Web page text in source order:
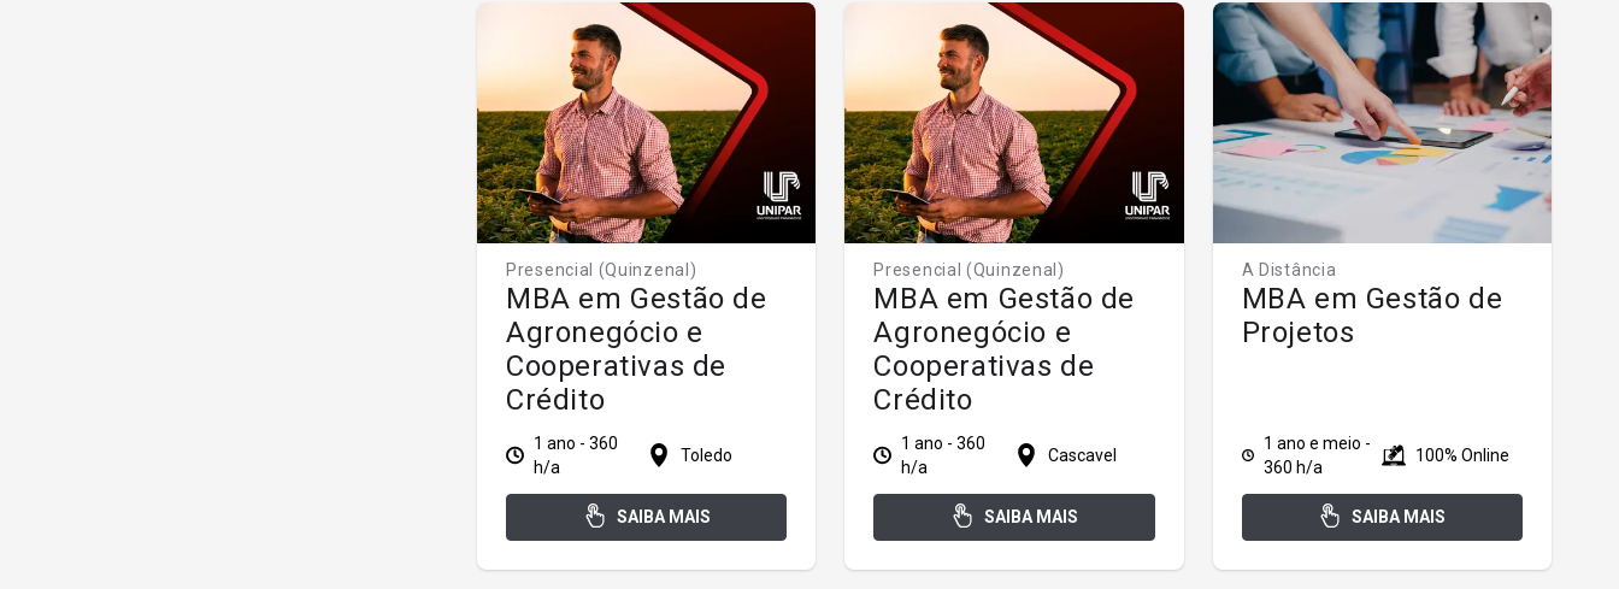
Presencial (Quinzenal)
MBA em Gestão de
Agronegócio e
Cooperativas de
Crédito
1 ano - 360
h/a
Toledo
SAIBA MAIS
Presencial (Quinzenal)
MBA em Gestão de
Agronegócio e
Cooperativas de
Crédito
1 ano - 360
h/a
Cascavel
SAIBA MAIS
A Distância
MBA em Gestão de
Projetos
1 ano e meio -
360 h/a
100% Online
SAIBA MAIS